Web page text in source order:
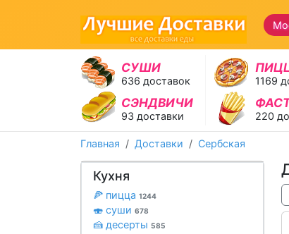
СУШИ
636 доставок 1169
СЭНДВИЧИ
93 доставки 220
Главная Доставки Сербская
Кухня
🍕 пицца 1244
🍣 суши 678
🍰 десерты 585